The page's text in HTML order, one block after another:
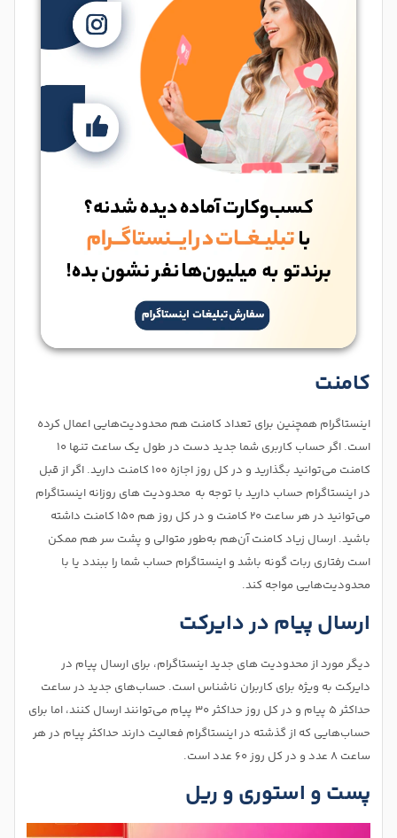
کامنت
اینستاگرام همچنین برای تعداد کامنت هم محدودیت‌هایی اعمال کرده
است. اگر حساب کاربری شما جدید دست در طول یک ساعت تنها ۱۰
کامنت می‌توانید بگذارید و در کل روز اجازه‌ ۱۰۰ کامنت دارید. اگر از قبل
در اینستاگرام حساب دارید با توجه به محدودیت‌ های روزانه اینستاگرام
می‌توانید در هر ساعت ۲۰ کامنت و در کل روز هم ۱۵۰ کامنت داشته
باشید. ارسال زیاد کامنت آن‌هم به‌طور متوالی و پشت سر هم ممکن
است رفتاری ربات گونه باشد و اینستاگرام حساب شما را ببندد یا با
محدودیت‌هایی مواجه کند.
ارسال پیام در دایرکت
دیگر مورد از محدودیت های جدید اینستاگرام، برای ارسال پیام در
دایرکت به ویژه برای کاربران ناشناس است. حساب‌های جدید در ساعت
حداکثر ۵ پیام و در کل روز حداکثر ۳۰ پیام می‌توانند ارسال کنند، اما برای
حساب‌هایی که از گذشته در اینستاگرام فعالیت دارند حداکثر پیام در هر
ساعت ۸ عدد و در کل روز ۶۰ عدد است.
پست و استوری و ریل